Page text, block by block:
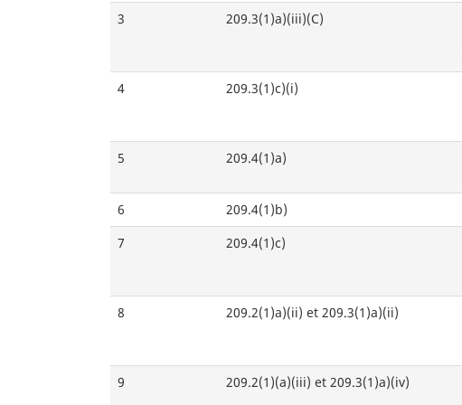
3 209.3(1)a)(iii)(C)
4 209.3(1)c)(i)
5 209.4(1)a)
6 209.4(1)b)
7
209.4(1)c)
8 209.2(1)a)(ii) et 209.3(1)a)(ii)
9 209.2(1)(a)(iii) et 209.3(1)a)(iv)